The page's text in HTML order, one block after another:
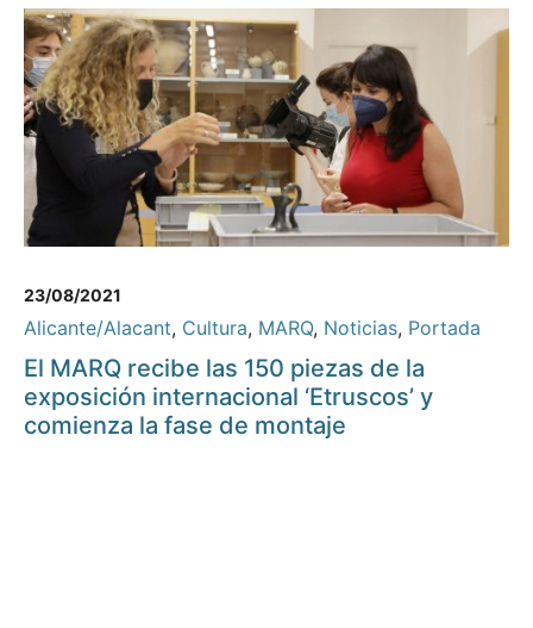
23/08/2021
Alicante/Alacant, Cultura, MARQ, Noticias, Portada
El MARQ recibe las 150 piezas de la
exposición internacional ‘Etruscos’ y
comienza la fase de montaje